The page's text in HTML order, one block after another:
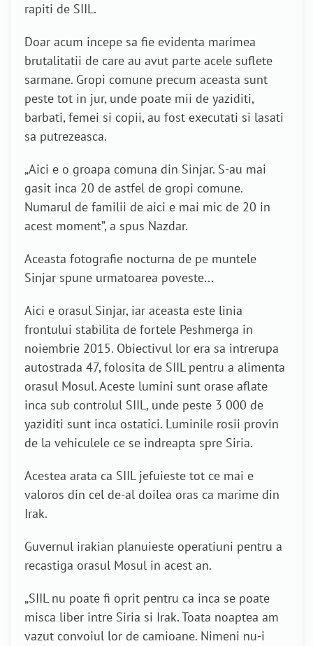
rapiti de SIIL.
Doar acum incepe sa fie evidenta marimea
brutalitatii de care au avut parte acele suflete
sarmane. Gropi comune precum aceasta sunt
peste tot in jur, unde poate mii de yaziditi,
barbati, femei si copii, au fost executati si lasati
sa putrezeasca.
„Aici e o groapa comuna din Sinjar. S-au mai
gasit inca 20 de astfel de gropi comune.
Numarul de familii de aici e mai mic de 20 in
acest moment”, a spus Nazdar.
Aceasta fotografie nocturna de pe muntele
Sinjar spune urmatoarea poveste...
Aici e orasul Sinjar, iar aceasta este linia
frontului stabilita de fortele Peshmerga in
noiembrie 2015. Obiectivul lor era sa intrerupa
autostrada 47, folosita de SIIL pentru a alimenta
orasul Mosul. Aceste lumini sunt orase aflate
inca sub controlul SIIL, unde peste 3 000 de
yaziditi sunt inca ostatici. Luminile rosii provin
de la vehiculele ce se indreapta spre Siria.
Acestea arata ca SIIL jefuieste tot ce mai e
valoros din cel de-al doilea oras ca marime din
Irak.
Guvernul irakian planuieste operatiuni pentru a
recastiga orasul Mosul in acest an.
„SIIL nu poate fi oprit pentru ca inca se poate
misca liber intre Siria si Irak. Toata noaptea am
vazut convoiul lor de camioane. Nimeni nu-i